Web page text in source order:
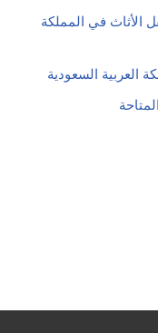
الأثاث في المملكة
السعودية